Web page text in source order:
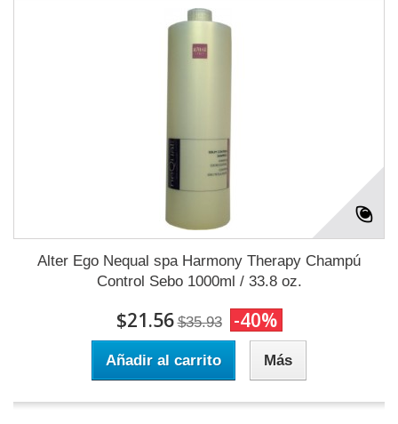
Alter Ego Nequal spa Harmony Therapy Champú
Control Sebo 1000ml / 33.8 oz.
$21.56 $35.93 -40%
Añadir al carrito Más